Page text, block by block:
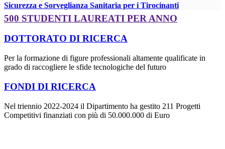
Sicurezza e Sorveglianza Sanitaria per i Tirocinanti
500 STUDENTI LAUREATI PER ANNO
DOTTORATO DI RICERCA
Per la formazione di figure professionali altamente qualificate in
grado di raccogliere le sfide tecnologiche del futuro
FONDI DI RICERCA
Nel triennio 2022-2024 il Dipartimento ha gestito 211 Progetti
Competitivi finanziati con più di 50.000.000 di Euro